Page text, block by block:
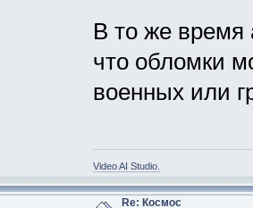
В то же время
что обломки
военных или
Video AI Studio.
Re: Космос